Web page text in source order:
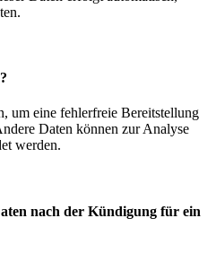
um eine fehlerfreie Bereitstellung
Daten können zur Analyse
werden.
nach der Kündigung für ein